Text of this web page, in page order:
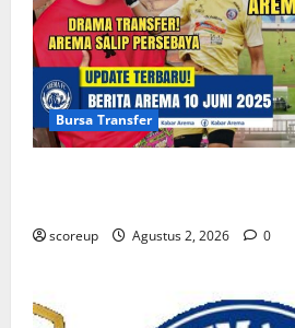
Bursa Transfer
scoreup Agustus 2, 2026 0